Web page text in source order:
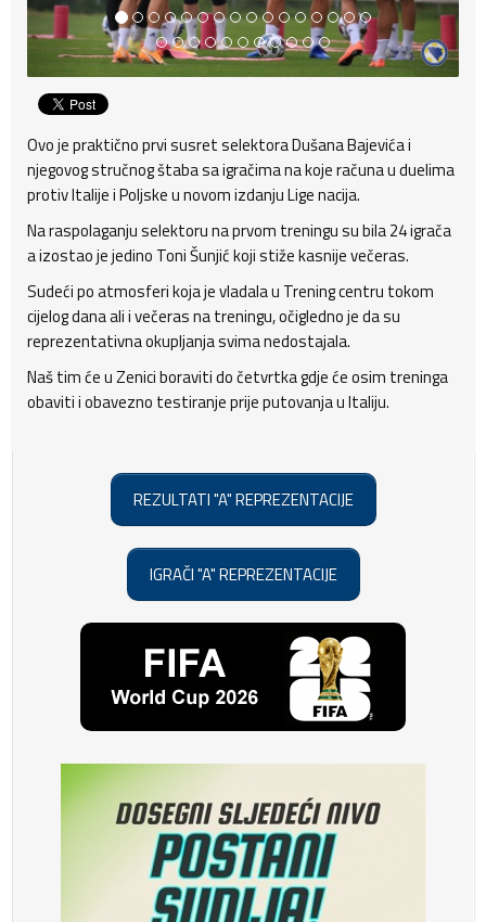
Ovo je praktično prvi susret selektora Dušana Bajevića i
njegovog stručnog štaba sa igračima na koje računa u duelima
protiv Italije i Poljske u novom izdanju Lige nacija.
Na raspolaganju selektoru na prvom treningu su bila 24 igrača
a izostao je jedino Toni Šunjić koji stiže kasnije večeras.
Sudeći po atmosferi koja je vladala u Trening centru tokom
cijelog dana ali i večeras na treningu, očigledno je da su
reprezentativna okupljanja svima nedostajala.
Naš tim će u Zenici boraviti do četvrtka gdje će osim treninga
obaviti i obavezno testiranje prije putovanja u Italiju.
REZULTATI "A" REPREZENTACIJE
IGRAČI "A" REPREZENTACIJE